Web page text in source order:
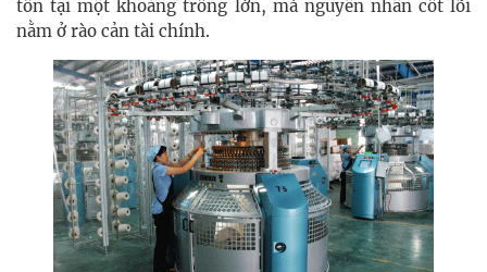
tồn tại một khoảng trống lớn, mà nguyên nhân cốt lõi
nằm ở rào cản tài chính.